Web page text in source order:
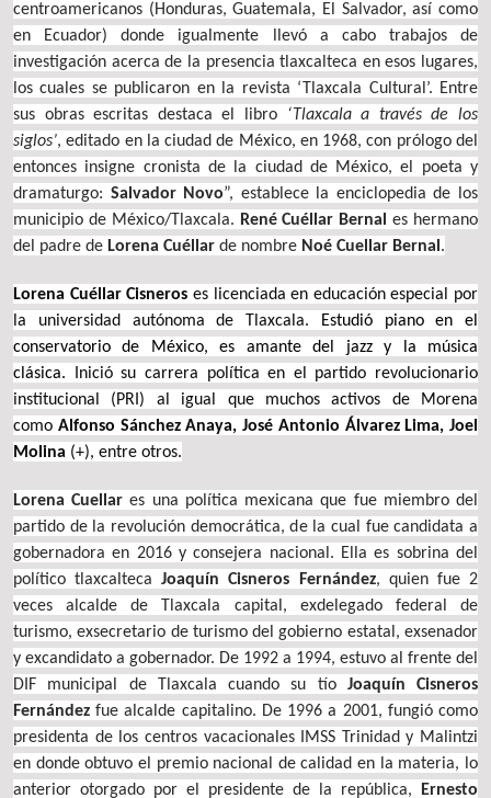
centroamericanos (Honduras, Guatemala, El Salvador, así como
en Ecuador) donde igualmente llevó a cabo trabajos de
investigación acerca de la presencia tlaxcalteca en esos lugares,
los cuales se publicaron en la revista ‘Tlaxcala Cultural’. Entre
sus obras escritas destaca el libro
‘Tlaxcala a través de los
siglos’, editado en la ciudad de México, en 1968, con prólogo del
entonces insigne cronista de la ciudad de México, el poeta y
dramaturgo: Salvador Novo”, establece la enciclopedia de los
municipio de México/Tlaxcala. René Cuéllar Bernal
es hermano
del padre de Lorena Cuéllar de nombre Noé Cuellar Bernal .
Lorena Cuéllar Cisneros es licenciada en educación especial por
la universidad autónoma de Tlaxcala.
Estudió piano en el
conservatorio de México, es amante del jazz y la música
clásica. Inició su carrera política en el partido revolucionario
institucional (PRI) al igual que muchos activos de Morena
como Alfonso Sánchez Anaya, José Antonio Álvarez Lima, Joel
Molina (+), entre otros.
Lorena Cuellar es una política mexicana que fue miembro del
partido de la revolución democrática, de la cual fue candidata a
gobernadora en 2016 y consejera nacional. Ella es sobrina del
político tlaxcaltecaJoaquín Cisneros Fernández, quien fue 2
veces alcalde de Tlaxcala capital, exdelegado federal de
turismo, exsecretario de turismo del gobierno estatal, exsenador
y excandidato a gobernador. De 1992 a 1994, estuvo al frente del
DIF municipal de Tlaxcala cuando su tío Joaquín Cisneros
Fernández fue alcalde capitalino. De 1996 a 2001, fungió como
presidenta de los centros vacacionales IMSS Trinidad y Malintzi
en donde obtuvo el premio nacional de calidad en la materia, lo
anterior otorgado por el presidente de la república,
Ernesto